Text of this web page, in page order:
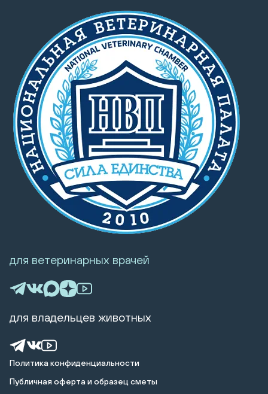
Политика конфиденциальности
Публичная оферта и образец сметы
для ветеринарных врачей
для владельцев животных